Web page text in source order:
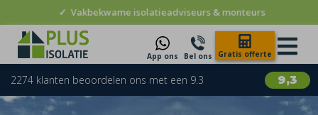
✓ Vakbekwame isolatieadviseurs & monteurs
App ons Bel ons Gratis offerte
9,3
2274 klanten beoordelen ons met een 9.3